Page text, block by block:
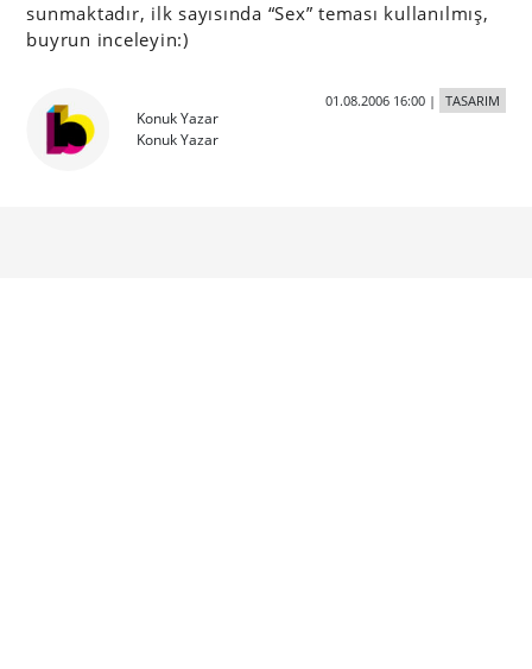
sunmaktadır, ilk sayısında “Sex” teması kullanılmış,
buyrun inceleyin:)
Konuk Yazar
Konuk Yazar
01.08.2006 16:00| TASARIM